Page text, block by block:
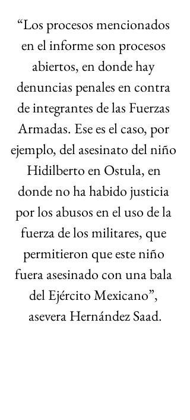
“Los procesos mencionados
en el informe son procesos
abiertos, en donde hay
denuncias penales en contra
de integrantes de las Fuerzas
Armadas. Ese es el caso, por
ejemplo, del asesinato del niño
Hidilberto en Ostula, en
donde no ha habido justicia
por los abusos en el uso de la
fuerza de los militares, que
permitieron que este niño
fuera asesinado con una bala
del Ejército Mexicano”,
asevera Hernández Saad.